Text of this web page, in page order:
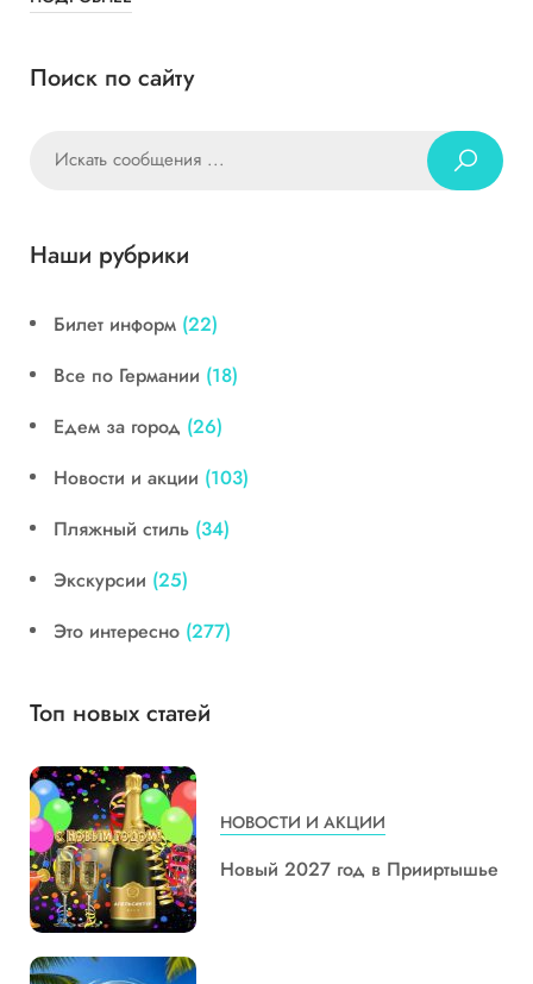
Поиск по сайту
Наши рубрики
Билет информ (22)
Все по Германии (18)
Едем за город (26)
Новости и акции (103)
Пляжный стиль (34)
Экскурсии (25)
Это интересно (277)
Топ новых статей
НОВОСТИ И АКЦИИ
Новый 2027 год в Прииртышье